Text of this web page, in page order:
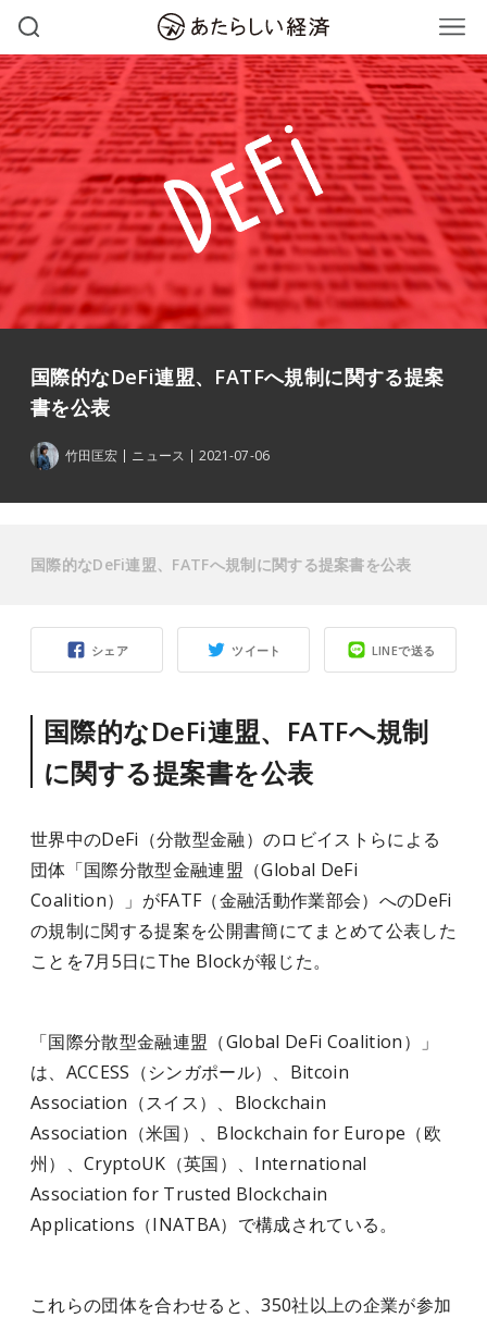
国際的なDeFi連盟、FATFへ規制に関する提案
書を公表
竹田匡宏 ニュース 2021-07-06
シェア ツイート LINEで送る
国際的なDeFi連盟、FATFへ規制
に関する提案書を公表
世界中のDeFi（分散型金融）のロビイストらによる
団体「国際分散型金融連盟（Global DeFi
Coalition）」がFATF（金融活動作業部会）へのDeFi
の規制に関する提案を公開書簡にてまとめて公表した
ことを7月5日にThe Blockが報じた。
「国際分散型金融連盟（Global DeFi Coalition）」
は、ACCESS（シンガポール）、Bitcoin
Association（スイス）、Blockchain
Association（米国）、Blockchain for Europe（欧
州）、CryptoUK（英国）、International
Association for Trusted Blockchain
Applications（INATBA）で構成されている。
これらの団体を合わせると、350社以上の企業が参加
国際的なDeFi連盟、FATFへ規制に関する提案書を公表